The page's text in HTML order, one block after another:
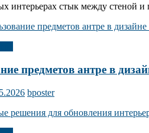
интерьерах стык между стеной
предметов антре в
bposter